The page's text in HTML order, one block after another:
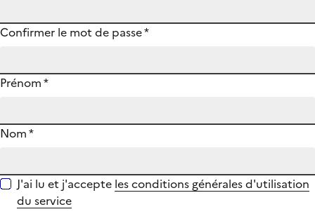
Confirmer le mot de passe*
Prénom*
Nom*
J'ai lu et j'accepte les conditions générales d'utilisation
du service